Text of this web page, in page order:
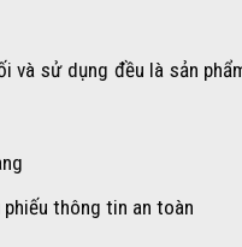
và sử dụng đều là sản
thông tin an toàn